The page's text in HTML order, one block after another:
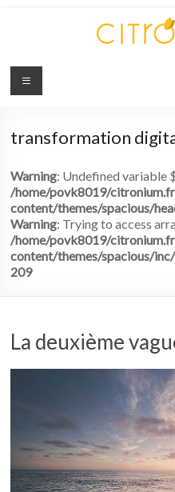
Citronium
Abonnez-
à
transformation
Warning: Undefined variable
/home/povk8019/
content/themes/spacious/
Warning: Trying to access
/home/povk8019/
content/themes/spacious/
209
La deuxième